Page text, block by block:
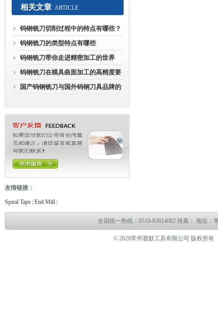
相关文章 ARTICLE
钨钢铣刀切削过程中的特点有哪些？
钨钢铣刀的类型特点有哪些
钨钢铣刀带你走进精密加工的世界
钨钢铣刀在模具曲面加工的高精度要
求
国产钨钢铣刀与国外钨钢刀具品牌的
友情链接：
Spiral Taps End Mill
故障测试仪 电缆故障测试仪
全国统一热线：0519-83814082 传真： 地址：
© 2026常州赛默工具有限公司 版权所有